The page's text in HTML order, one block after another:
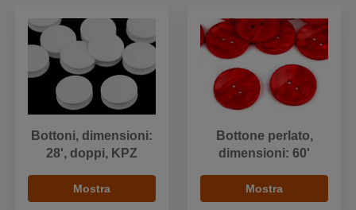
Bottoni, dimensioni:
28', doppi, KPZ
Mostra
Bottone perlato,
dimensioni: 60'
Mostra